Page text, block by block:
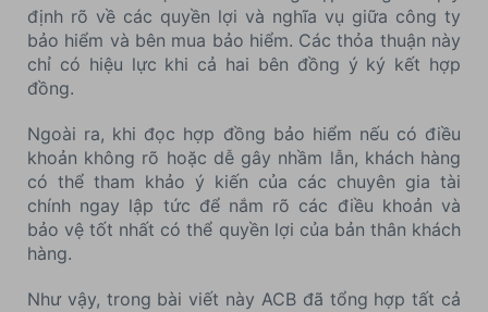
định rõ về các quyền lợi và nghĩa vụ giữa công ty
bảo hiểm và bên mua bảo hiểm. Các thỏa thuận này
chỉ có hiệu lực khi cả hai bên đồng ý ký kết hợp
đồng.
Ngoài ra, khi đọc hợp đồng bảo hiểm nếu có điều
khoản không rõ hoặc dễ gây nhầm lẫn, khách hàng
có thể tham khảo ý kiến của các chuyên gia tài
chính ngay lập tức để nắm rõ các điều khoản và
bảo vệ tốt nhất có thể quyền lợi của bản thân khách
hàng.
Như vậy, trong bài viết này ACB đã tổng hợp tất cả